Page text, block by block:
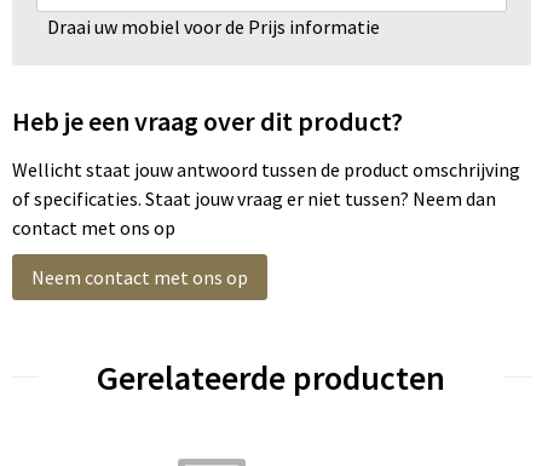
Draai uw mobiel voor de Prijs informatie
Heb je een vraag over dit product?
Wellicht staat jouw antwoord tussen de product omschrijving
of specificaties. Staat jouw vraag er niet tussen? Neem dan
contact met ons op
Neem contact met ons op
Gerelateerde producten